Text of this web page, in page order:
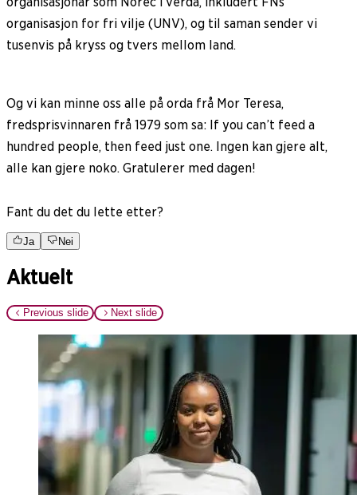
organisasjon for fri vilje (UNV), og til saman sender vi
tusenvis på kryss og tvers mellom land.
Og vi kan minne oss alle på orda frå Mor Teresa,
fredsprisvinnaren frå 1979 som sa: If you can’t feed a
hundred people, then feed just one. Ingen kan gjere alt,
alle kan gjere noko. Gratulerer med dagen!
Fant du det du lette etter?
Ja Nei
Aktuelt
Previous slide Next slide